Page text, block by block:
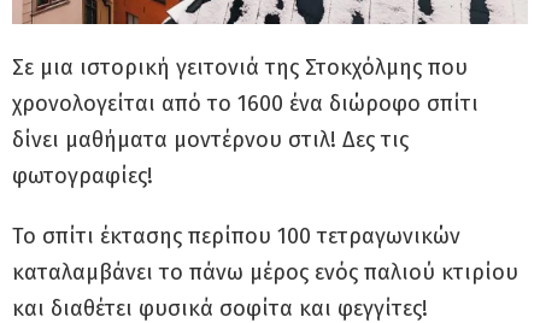
Σε μια ιστορική γειτονιά της Στοκχόλμης που
χρονολογείται από το 1600 ένα διώροφο σπίτι
δίνει μαθήματα μοντέρνου στιλ! Δες τις
φωτογραφίες!
Το σπίτι έκτασης περίπου 100 τετραγωνικών
καταλαμβάνει το πάνω μέρος ενός παλιού κτιρίου
και διαθέτει φυσικά σοφίτα και φεγγίτες!